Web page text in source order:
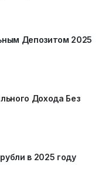
Депозитом 2025
Дохода Без
в 2025 году